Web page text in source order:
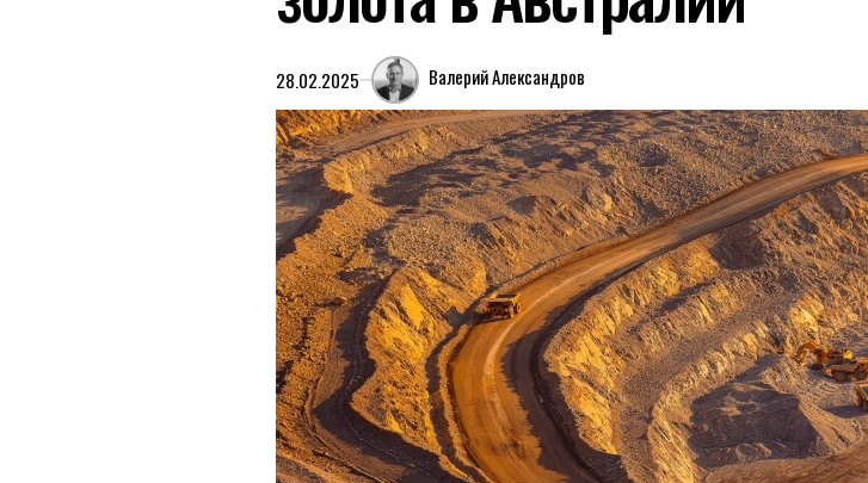
28.02.2025 Валерий Александров